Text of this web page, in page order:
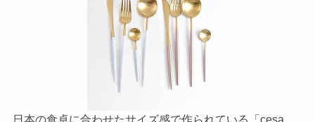
日本の食卓に合わせたサイズ感で作られている「cesa